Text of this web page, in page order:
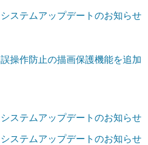
システムアップデートのお知らせ
誤操作防止の描画保護機能を追加
システムアップデートのお知らせ
システムアップデートのお知らせ